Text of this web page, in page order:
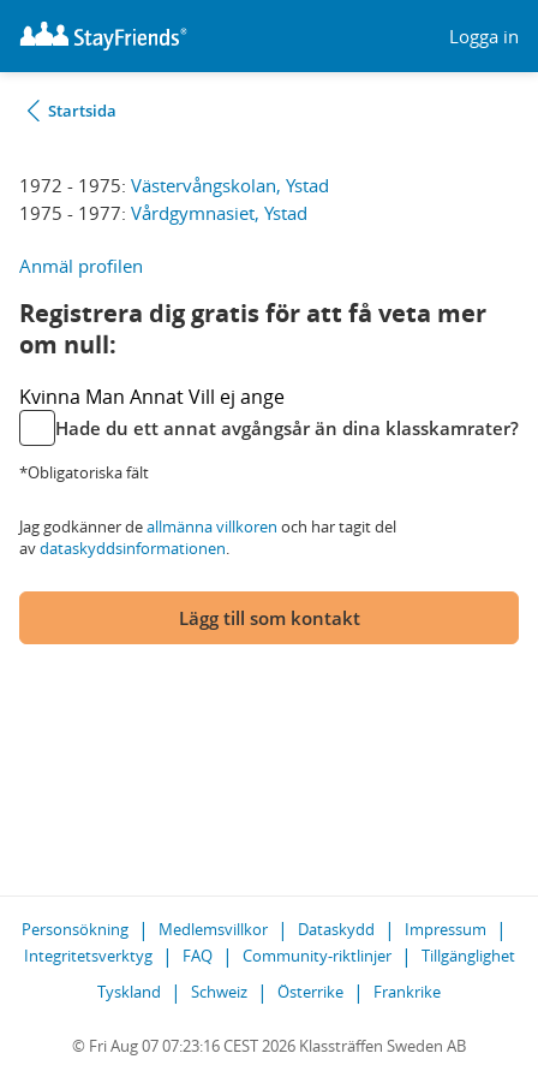
Logga in
Startsida
1972 - 1975: Västervångskolan, Ystad
1975 - 1977: Vårdgymnasiet, Ystad
Anmäl profilen
Registrera dig gratis för att få veta mer
om null:
Kvinna Man AnnatVill ej ange
Hade du ett annat avgångsår än dina klasskamrater?
*Obligatoriska fält
Jag godkänner deallmänna villkoren och har tagit del
avdataskyddsinformationen.
Lägg till som kontakt
Personsökning Medlemsvillkor Dataskydd
Impressum
Integritetsverktyg
FAQ Community-riktlinjer
Tillgänglighet
Tyskland
Schweiz Österrike Frankrike
© Fri Aug 07 07:23:16 CEST 2026 Klassträffen Sweden AB